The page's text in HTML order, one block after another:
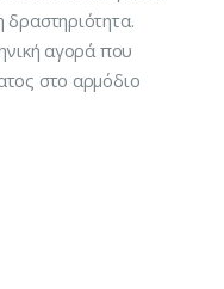
δραστηριότητα.
αγορά που
στο αρμόδιο